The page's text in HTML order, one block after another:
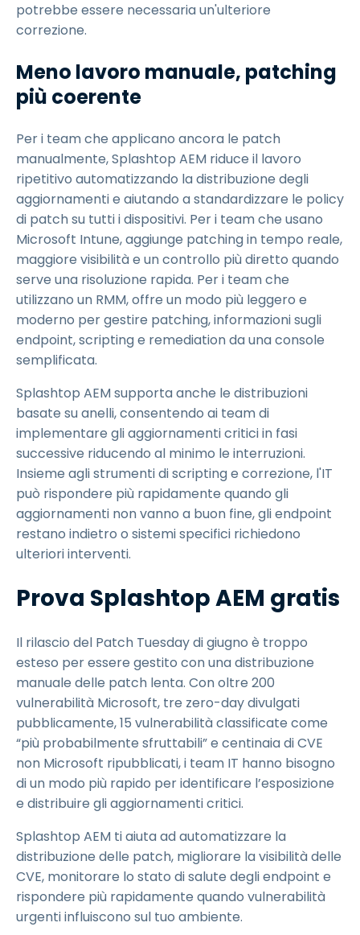
potrebbe essere necessaria un'ulteriore
correzione.
Meno lavoro manuale, patching
più coerente
Per i team che applicano ancora le patch
manualmente, Splashtop AEM riduce il lavoro
ripetitivo automatizzando la distribuzione degli
aggiornamenti e aiutando a standardizzare le policy
di patch su tutti i dispositivi. Per i team che usano
Microsoft Intune, aggiunge patching in tempo reale,
maggiore visibilità e un controllo più diretto quando
serve una risoluzione rapida. Per i team che
utilizzano un RMM, offre un modo più leggero e
moderno per gestire patching, informazioni sugli
endpoint, scripting e remediation da una console
semplificata.
Splashtop AEM supporta anche le distribuzioni
basate su anelli, consentendo ai team di
implementare gli aggiornamenti critici in fasi
successive riducendo al minimo le interruzioni.
Insieme agli strumenti di scripting e correzione, l'IT
può rispondere più rapidamente quando gli
aggiornamenti non vanno a buon fine, gli endpoint
restano indietro o sistemi specifici richiedono
ulteriori interventi.
Prova Splashtop AEM gratis
Il rilascio del Patch Tuesday di giugno è troppo
esteso per essere gestito con una distribuzione
manuale delle patch lenta. Con oltre 200
vulnerabilità Microsoft, tre zero-day divulgati
pubblicamente, 15 vulnerabilità classificate come
“più probabilmente sfruttabili” e centinaia di CVE
non Microsoft ripubblicati, i team IT hanno bisogno
di un modo più rapido per identificare l’esposizione
e distribuire gli aggiornamenti critici.
Splashtop AEM ti aiuta ad automatizzare la
distribuzione delle patch, migliorare la visibilità delle
CVE, monitorare lo stato di salute degli endpoint e
rispondere più rapidamente quando vulnerabilità
urgenti influiscono sul tuo ambiente.